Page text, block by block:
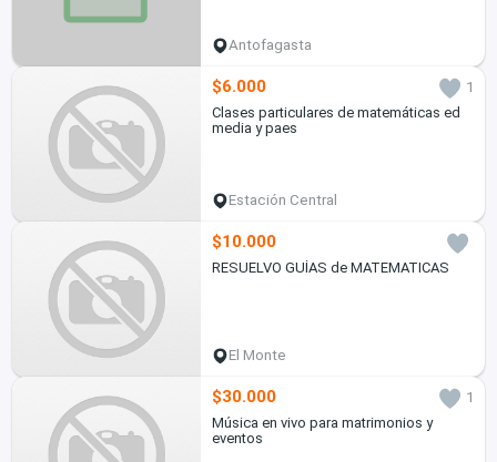
Antofagasta
$6.000
1
Clases particulares de matemáticas ed
media y paes
Estación Central
$10.000
RESUELVO GUÍAS de MATEMATICAS
El Monte
$30.000
1
Música en vivo para matrimonios y
eventos